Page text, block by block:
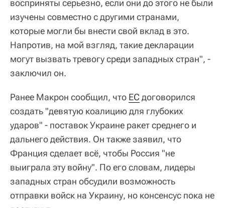
восприняты серьезно, если они до этого не были
изучены совместно с другими странами,
которые могли бы внести свой вклад в это.
Напротив, на мой взгляд, такие декларации
могут вызвать тревогу среди западных стран", -
заключил он.
Ранее Макрон сообщил, что ЕС договорился
создать "девятую коалицию для глубоких
ударов" - поставок Украине ракет среднего и
дальнего действия. Он также заявил, что
Франция сделает всё, чтобы Россия "не
выиграла эту войну". По его словам, лидеры
западных стран обсудили возможность
отправки войск на Украину, но консенсус пока не